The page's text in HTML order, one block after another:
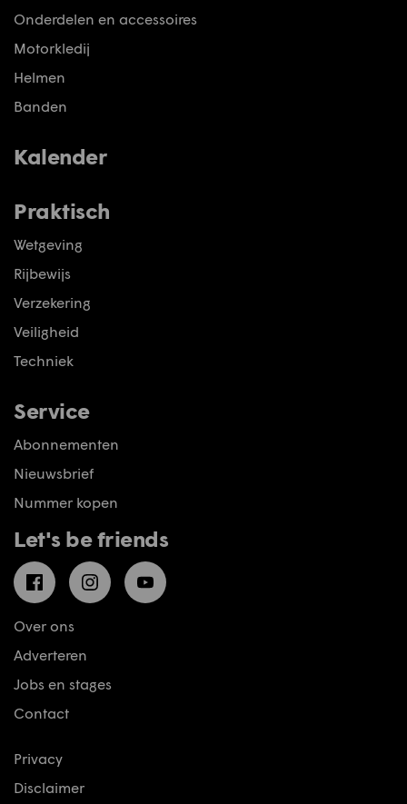
Onderdelen en accessoires
Motorkledij
Helmen
Banden
Kalender
Praktisch
Wetgeving
Rijbewijs
Verzekering
Veiligheid
Techniek
Service
Abonnementen
Nieuwsbrief
Nummer kopen
Let's be friends
FacebookInstagramYouTube
Over ons
Adverteren
Jobs en stages
Contact
Privacy
Disclaimer